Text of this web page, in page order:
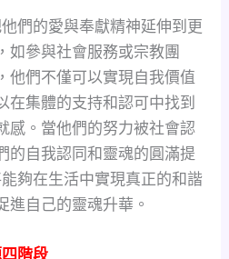
們的愛與奉獻精神延伸到更
如參與社會服務或宗教團
他們不僅可以實現自我價值
在集體的支持和認可中找到
感。當他們的努力被社會認
的自我認同和靈魂的圓滿提
夠在生活中實現真正的和諧
進自己的靈魂升華。
階段